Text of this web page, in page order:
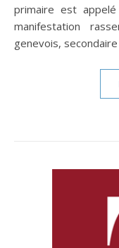
primaire est
manifestation
genevois,